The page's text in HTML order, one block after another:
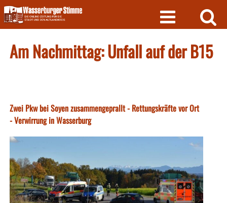
Skip
to
content
Am Nachmittag: Unfall auf der B15
Zwei Pkw bei Soyen zusammengeprallt - Rettungskräfte vor Ort
- Verwirrung in Wasserburg